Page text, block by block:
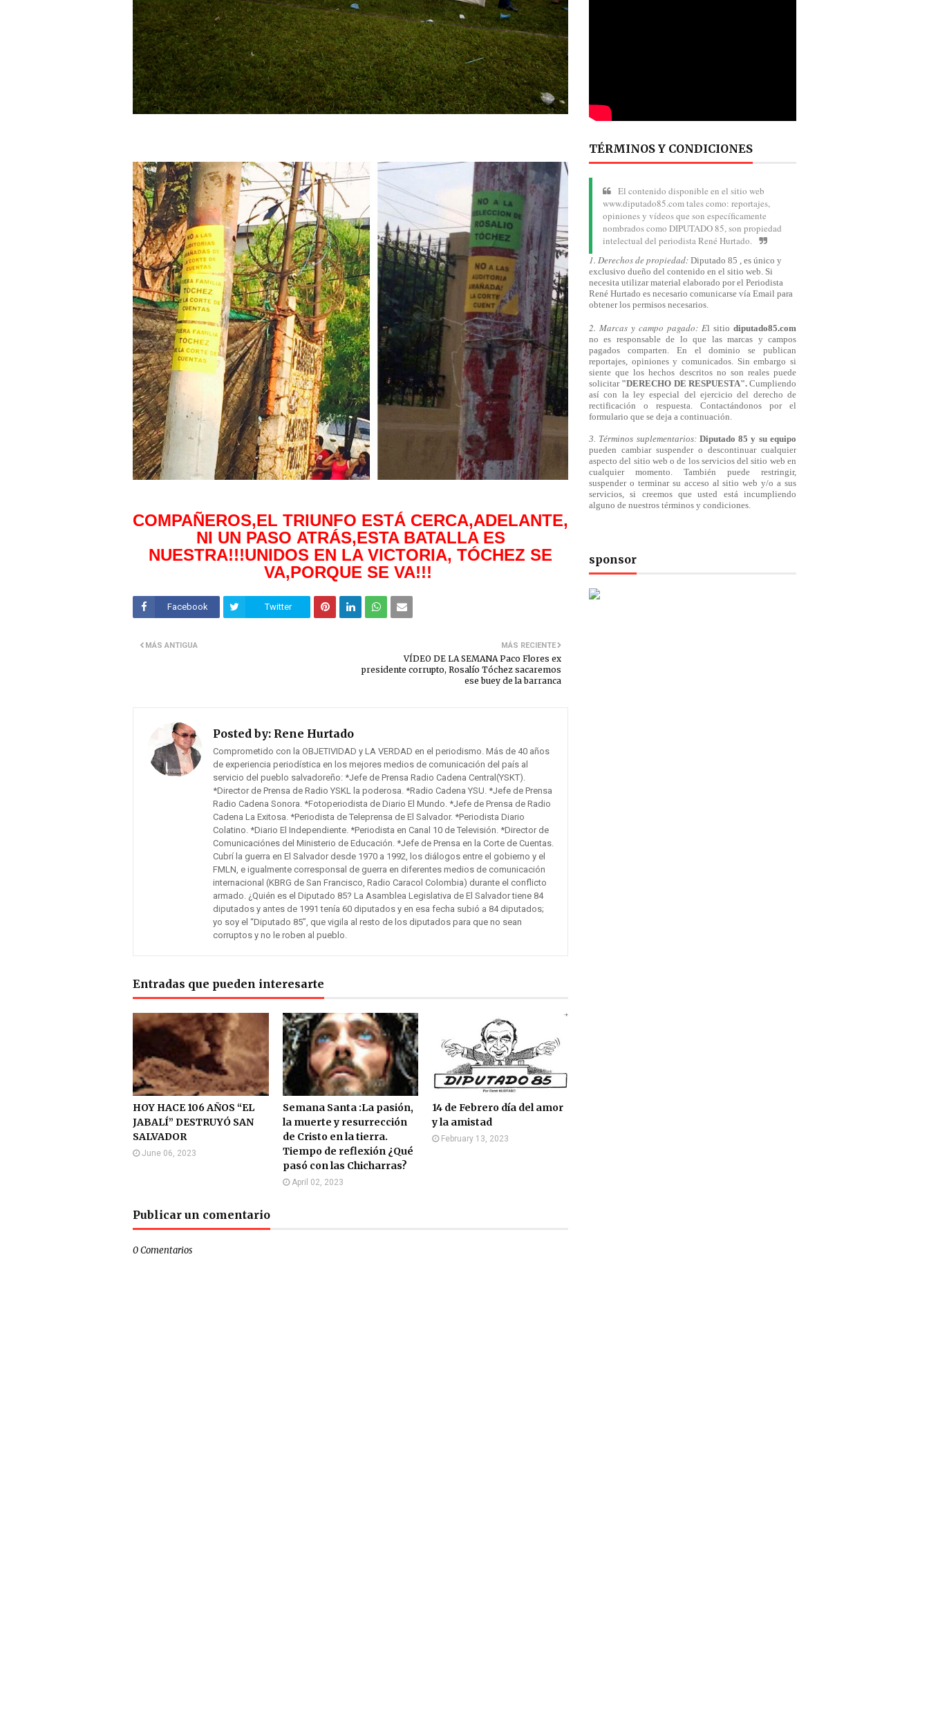
COMPAÑEROS,EL TRIUNFO ESTÁ CERCA,ADELANTE,
NI UN PASO ATRÁS,ESTA BATALLA ES
NUESTRA!!!UNIDOS EN LA VICTORIA, TÓCHEZ SE
VA,PORQUE SE VA!!!
Facebook Twitter
MÁS RECIENTE
VÍDEO DE LA SEMANA Paco Flores ex
presidente corrupto, Rosalío Tóchez sacaremos
ese buey de la barranca
MÁS ANTIGUA
Posted by: Rene Hurtado
Comprometido con la OBJETIVIDAD y LA VERDAD en el periodismo. Más de 40 años
de experiencia periodística en los mejores medios de comunicación del país al
servicio del pueblo salvadoreño: *Jefe de Prensa Radio Cadena Central(YSKT).
*Director de Prensa de Radio YSKL la poderosa. *Radio Cadena YSU. *Jefe de Prensa
Radio Cadena Sonora. *Fotoperiodista de Diario El Mundo. *Jefe de Prensa de Radio
Cadena La Exitosa. *Periodista de Teleprensa de El Salvador. *Periodista Diario
Colatino. *Diario El Independiente. *Periodista en Canal 10 de Televisión. *Director de
Comunicaciónes del Ministerio de Educación. *Jefe de Prensa en la Corte de Cuentas.
Cubrí la guerra en El Salvador desde 1970 a 1992, los diálogos entre el gobierno y el
FMLN, e igualmente corresponsal de guerra en diferentes medios de comunicación
internacional (KBRG de San Francisco, Radio Caracol Colombia) durante el conflicto
armado. ¿Quién es el Diputado 85? La Asamblea Legislativa de El Salvador tiene 84
diputados y antes de 1991 tenía 60 diputados y en esa fecha subió a 84 diputados;
yo soy el “Diputado 85”, que vigila al resto de los diputados para que no sean
corruptos y no le roben al pueblo.
Entradas que pueden interesarte
HOY HACE 106 AÑOS “EL
JABALÍ” DESTRUYÓ SAN
SALVADOR
June 06, 2023
Semana Santa :La pasión,
la muerte y resurrección
de Cristo en la tierra.
Tiempo de reflexión ¿Qué
pasó con las Chicharras?
April 02, 2023
14 de Febrero día del amor
y la amistad
February 13, 2023
Publicar un comentario
0 Comentarios
TÉRMINOS Y CONDICIONES
El contenido disponible en el sitio web
www.diputado85.com tales como: reportajes,
opiniones y vídeos que son específicamente
nombrados como DIPUTADO 85, son propiedad
intelectual del periodista René Hurtado.
1. Derechos de propiedad: Diputado 85 , es único y
exclusivo dueño del contenido en el sitio web. Si
necesita utilizar material elaborado por el Periodista
René Hurtado es necesario comunicarse vía Email para
obtener los permisos necesarios.
2. Marcas y campo pagado: El sitio diputado85.com
no es responsable de lo que las marcas y campos
pagados comparten. En el dominio se publican
reportajes, opiniones y comunicados. Sin embargo si
siente que los hechos descritos no son reales puede
solicitar "DERECHO DE RESPUESTA".Cumpliendo
así con la ley especial del ejercicio del derecho de
rectificación o respuesta. Contactándonos por el
formulario que se deja a continuación.
3. Términos suplementarios: Diputado 85 y su equipo
pueden cambiar suspender o descontinuar cualquier
aspecto del sitio web o de los servicios del sitio web en
cualquier momento. También puede restringir,
suspender o terminar su acceso al sitio web y/o a sus
servicios, si creemos que usted está incumpliendo
alguno de nuestros términos y condiciones.
sponsor